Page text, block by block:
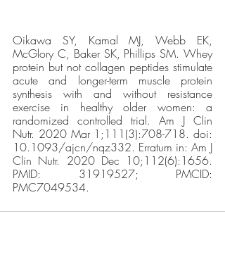
Oikawa SY, Kamal MJ, Webb EK,
McGlory C, Baker SK, Phillips SM. Whey
protein but not collagen peptides stimulate
acute and longer-term muscle protein
synthesis with and without resistance
exercise in healthy older women: a
randomized controlled trial. Am J Clin
Nutr. 2020 Mar 1;111(3):708-718. doi:
10.1093/ajcn/nqz332. Erratum in: Am J
Clin Nutr. 2020 Dec 10;112(6):1656.
PMID: 31919527; PMCID:
PMC7049534.